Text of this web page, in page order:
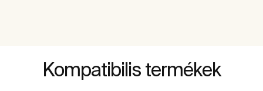
Kompatibilis termékek